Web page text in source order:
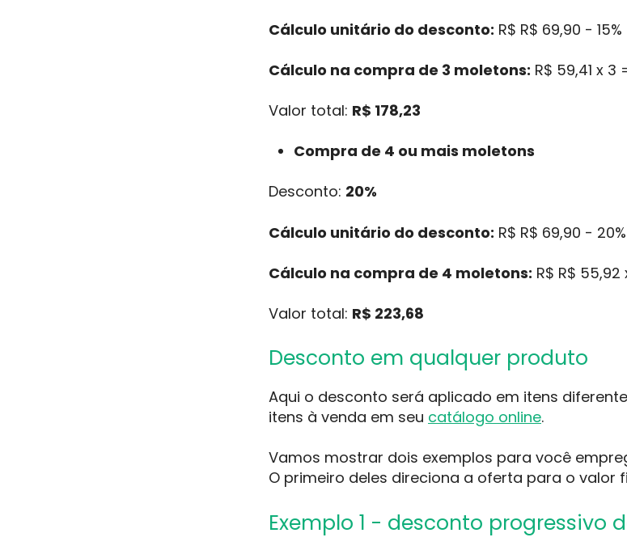
Cálculo unitário do desconto: R$ R$ 69,90 -
Cálculo na compra de 3 moletons: R$ 59,41 x 3
Valor total: R$ 178,23
Compra de 4 ou mais moletons
Desconto: 20%
Cálculo unitário do desconto: R$ R$ 69,90 -
Cálculo na compra de 4 moletons: R$ R$
Valor total: R$ 223,68
Desconto em qualquer produto
Aqui o desconto será aplicado em itens
itens à venda em seu catálogo online.
Vamos mostrar dois exemplos para você
O primeiro deles direciona a oferta para o valor
Exemplo 1 - desconto progressivo